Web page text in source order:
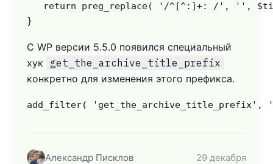
return preg_replace( '/^[^:]+: /', '',
}
С WP версии 5.5.0 появился специальный
хук
get_the_archive_title_prefix
конкретно для изменения этого префикса.
add_filter( 'get_the_archive_title_prefix',
Александр Писклов 29 декабря